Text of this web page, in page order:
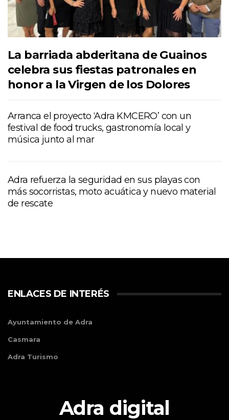
La barriada abderitana de Guainos
celebra sus fiestas patronales en
honor a la Virgen de los Dolores
Arranca el proyecto ‘Adra KMCERO’ con un
festival de food trucks, gastronomía local y
música junto al mar
Adra refuerza la seguridad en sus playas con
más socorristas, moto acuática y nuevo material
de rescate
ENLACES DE INTERÉS
Ayuntamiento de Adra
Casmara
Adra Turismo
Adra digital